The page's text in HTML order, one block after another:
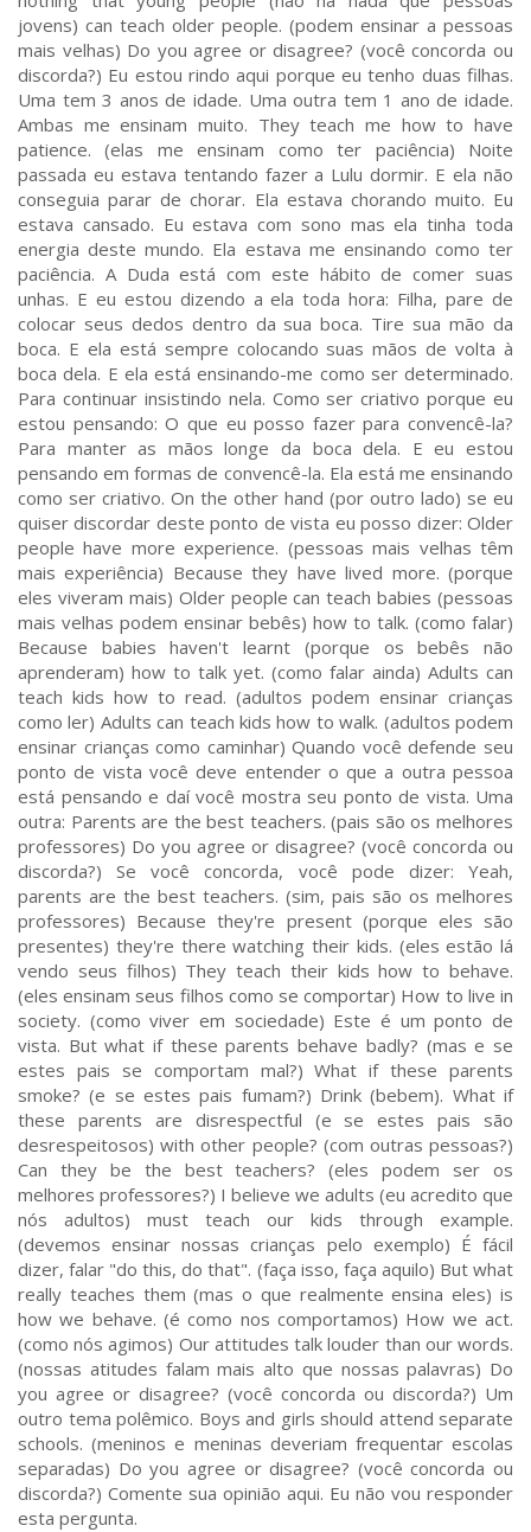
jovens) can teach older people. (podem ensinar a pessoas
mais velhas) Do you agree or disagree? (você concorda ou
discorda?) Eu estou rindo aqui porque eu tenho duas filhas.
Uma tem 3 anos de idade. Uma outra tem 1 ano de idade.
Ambas me ensinam muito. They teach me how to have
patience. (elas me ensinam como ter paciência) Noite
passada eu estava tentando fazer a Lulu dormir. E ela não
conseguia parar de chorar. Ela estava chorando muito. Eu
estava cansado. Eu estava com sono mas ela tinha toda
energia deste mundo. Ela estava me ensinando como ter
paciência. A Duda está com este hábito de comer suas
unhas. E eu estou dizendo a ela toda hora: Filha, pare de
colocar seus dedos dentro da sua boca. Tire sua mão da
boca. E ela está sempre colocando suas mãos de volta à
boca dela. E ela está ensinando-me como ser determinado.
Para continuar insistindo nela. Como ser criativo porque eu
estou pensando: O que eu posso fazer para convencê-la?
Para manter as mãos longe da boca dela. E eu estou
pensando em formas de convencê-la. Ela está me ensinando
como ser criativo. On the other hand (por outro lado) se eu
quiser discordar deste ponto de vista eu posso dizer: Older
people have more experience. (pessoas mais velhas têm
mais experiência) Because they have lived more. (porque
eles viveram mais) Older people can teach babies (pessoas
mais velhas podem ensinar bebês) how to talk. (como falar)
Because babies haven't learnt (porque os bebês não
aprenderam) how to talk yet. (como falar ainda) Adults can
teach kids how to read. (adultos podem ensinar crianças
como ler) Adults can teach kids how to walk. (adultos podem
ensinar crianças como caminhar) Quando você defende seu
ponto de vista você deve entender o que a outra pessoa
está pensando e daí você mostra seu ponto de vista. Uma
outra: Parents are the best teachers. (pais são os melhores
professores) Do you agree or disagree? (você concorda ou
discorda?) Se você concorda, você pode dizer: Yeah,
parents are the best teachers. (sim, pais são os melhores
professores) Because they're present (porque eles são
presentes) they're there watching their kids. (eles estão lá
vendo seus filhos) They teach their kids how to behave.
(eles ensinam seus filhos como se comportar) How to live in
society. (como viver em sociedade) Este é um ponto de
vista. But what if these parents behave badly? (mas e se
estes pais se comportam mal?) What if these parents
smoke? (e se estes pais fumam?) Drink (bebem). What if
these parents are disrespectful (e se estes pais são
desrespeitosos) with other people? (com outras pessoas?)
Can they be the best teachers? (eles podem ser os
melhores professores?) I believe we adults (eu acredito que
nós adultos) must teach our kids through example.
(devemos ensinar nossas crianças pelo exemplo) É fácil
dizer, falar "do this, do that". (faça isso, faça aquilo) But what
really teaches them (mas o que realmente ensina eles) is
how we behave. (é como nos comportamos) How we act.
(como nós agimos) Our attitudes talk louder than our words.
(nossas atitudes falam mais alto que nossas palavras) Do
you agree or disagree? (você concorda ou discorda?) Um
outro tema polêmico. Boys and girls should attend separate
schools. (meninos e meninas deveriam frequentar escolas
separadas) Do you agree or disagree? (você concorda ou
discorda?) Comente sua opinião aqui. Eu não vou responder
esta pergunta.